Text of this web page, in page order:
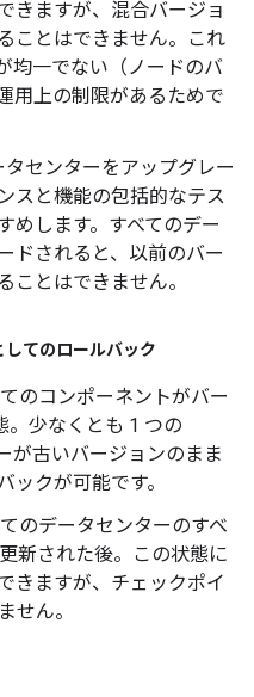
きますが、混合バージョ
ことはできません。これ
均一でない（ノードのバ
用上の制限があるためで
タセンターをアップグレー
スと機能の包括的なテス
めします。すべてのデー
ドされると、以前のバー
ことはできません。
てのロールバック
のコンポーネントがバー
。少なくとも 1 つの
が古いバージョンのまま
ックが可能です。
のデータセンターのすべ
新された後。この状態に
きますが、チェックポイ
せん。